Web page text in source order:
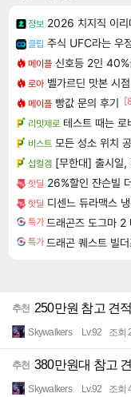
정보 2026 치지직 이리
클립 주식 UFC라는 우
메이플 신호등 2인 40%
로아 벨가르딘 맛본 시
메이플 빵값 문의 후기
리밋제로 테스트 때는 로
비스트 모든 성소 위치
섭컬겜 [무한대] 출시일
핫딜 26%할인 쟌슨빌
핫딜 디센느 듀라맥스
특가
특가
추천 250만원 참고 견
Skywalkers Lv.92 조회
추천 380만원대 참고
Skywalkers Lv.92 조회